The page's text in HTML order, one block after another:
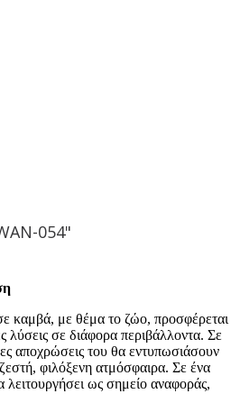
054"
καμβά, με θέμα το ζώο, προσφέρεται
λύσεις σε διάφορα περιβάλλοντα. Σε
αποχρώσεις του θα εντυπωσιάσουν
φιλόξενη ατμόσφαιρα. Σε ένα
λειτουργήσει ως σημείο αναφοράς,